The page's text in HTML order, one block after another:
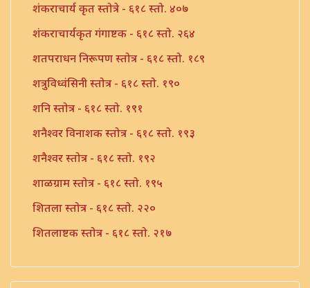
शंकराचार्य कृत स्तोत्रे - ६१८ स्तो. ४०७
शंकराचार्यकृत गंगाष्टक - ६१८ स्तो. २६४
शतपराधन निरूपण स्तोत्र - ६१८ स्तो. १८९
शत्रुविध्वंसिनी स्तोत्र - ६१८ स्तो. १९०
शनि स्तोत्र - ६१८ स्तो. १९१
शनैश्वर विनाशक स्तोत्र - ६१८ स्तो. १९३
शनैश्वर स्तोत्र - ६१८ स्तो. १९२
शाळग्राम स्तोत्र - ६१८ स्तो. १९५
शितला स्तोत्र - ६१८ स्तो. २२०
शितलाष्टक स्तोत्र - ६१८ स्तो. २१७
शिव नामावली - ६१८ स्तो. ३९०